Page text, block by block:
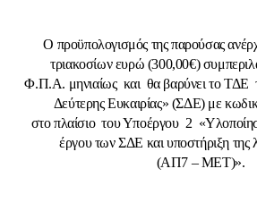
Ο προϋπολογισμός της παρούσας
τριακοσίων ευρώ (300,00€)
Φ.Π.Α. μηνιαίως και θα βαρύνει το ΤΔΕ
Δεύτερης Ευκαιρίας» (ΣΔΕ) με
στο πλαίσιο του Υποέργου 2
έργου των ΣΔΕ και υποστήριξη της
(ΑΠ7 – ΜΕΤ)».